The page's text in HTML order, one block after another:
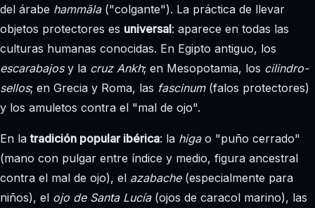
del árabe hammāla("colgante"). La práctica de llevar
objetos protectores es universal: aparece en todas las
culturas humanas conocidas. En Egipto antiguo, los
escarabajosy la cruz Ankh; en Mesopotamia, los cilindro-
sellos; en Grecia y Roma, las fascinum(falos protectores)
y los amuletos contra el "mal de ojo".
En latradición popular ibérica: la higao "puño cerrado"
(mano con pulgar entre índice y medio, figura ancestral
contra el mal de ojo), el azabache(especialmente para
niños), el ojo de Santa Lucía(ojos de caracol marino), las